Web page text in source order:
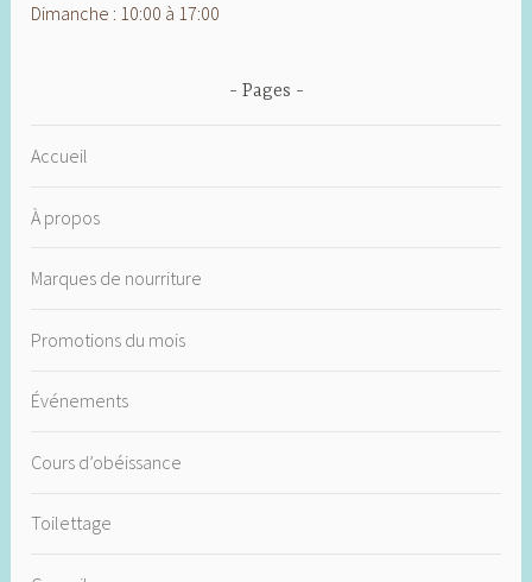
Dimanche : 10:00 à 17:00
Pages
Accueil
À propos
Marques de nourriture
Promotions du mois
Événements
Cours d’obéissance
Toilettage